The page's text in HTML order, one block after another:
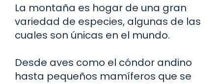
La montaña es hogar de una gran
variedad de especies, algunas de las
cuales son únicas en el mundo.
Desde aves como el cóndor andino
hasta pequeños mamíferos que se